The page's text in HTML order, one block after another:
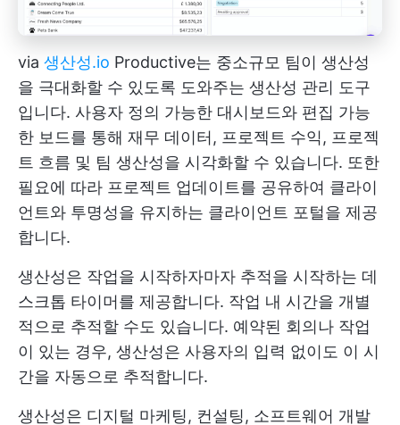
via 생산성.io Productive는 중소규모 팀이 생산성
을 극대화할 수 있도록 도와주는 생산성 관리 도구
입니다. 사용자 정의 가능한 대시보드와 편집 가능
한 보드를 통해 재무 데이터, 프로젝트 수익, 프로젝
트 흐름 및 팀 생산성을 시각화할 수 있습니다. 또한
필요에 따라 프로젝트 업데이트를 공유하여 클라이
언트와 투명성을 유지하는 클라이언트 포털을 제공
합니다.
생산성은 작업을 시작하자마자 추적을 시작하는 데
스크톱 타이머를 제공합니다. 작업 내 시간을 개별
적으로 추적할 수도 있습니다. 예약된 회의나 작업
이 있는 경우, 생산성은 사용자의 입력 없이도 이 시
간을 자동으로 추적합니다.
생산성은 디지털 마케팅, 컨설팅, 소프트웨어 개발